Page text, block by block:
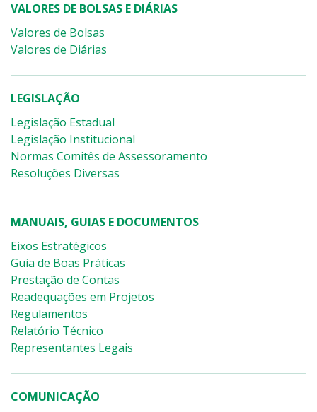
VALORES DE BOLSAS E DIÁRIAS
Valores de Bolsas
Valores de Diárias
LEGISLAÇÃO
Legislação Estadual
Legislação Institucional
Normas Comitês de Assessoramento
Resoluções Diversas
MANUAIS, GUIAS E DOCUMENTOS
Eixos Estratégicos
Guia de Boas Práticas
Prestação de Contas
Readequações em Projetos
Regulamentos
Relatório Técnico
Representantes Legais
COMUNICAÇÃO